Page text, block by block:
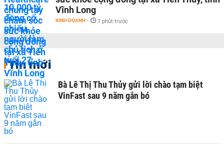
Vĩnh Long
KINH DOANH - 1 phút trước
Tin mới
Bà Lê Thị Thu Thủy gửi lời chào tạm biệt
VinFast sau 9 năm gắn bó